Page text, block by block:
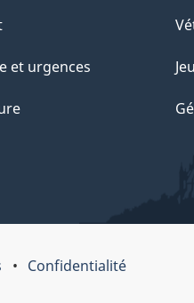
et urgences
Confidentialité